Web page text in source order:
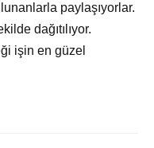
paylaşıyorlar.
dağıtılıyor.
işin en güzel